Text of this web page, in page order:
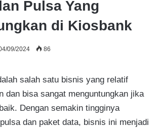
Pulsa Yang
di Kiosbank
09/2024 86
salah satu bisnis yang relatif
dan bisa sangat menguntungkan jika
Dengan semakin tingginya
dan paket data, bisnis ini menjadi